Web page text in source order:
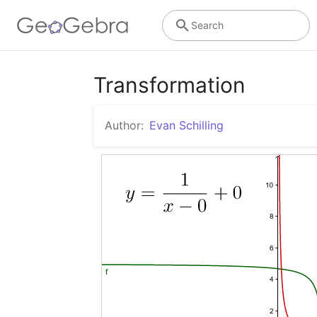
Search
Transformation
Author: Evan Schilling